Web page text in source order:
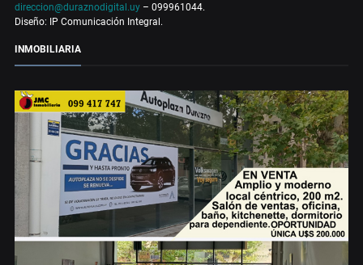
direccion@duraznodigital.uy – 099961044.
Diseño: IP Comunicación Integral.
INMOBILIARIA